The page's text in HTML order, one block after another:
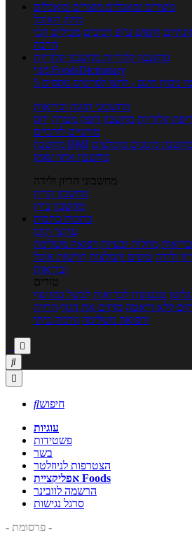
מוצרים ומאכלים מוצרים ומאכלים
מילון האוכל
חיפוש ע"פ רכיבים מכילים הכי
הרבה
מחשבון קלוריות מחשבון קלוריות
מנוי FoodsDictionary
ימי ניסיון חינם - לחצו לפרטים נוספים
מחשבוני תזונה ובריאות
קלוריות מחשבון דופק מטרה יחס
מותניים לירכיים
מחשבון BMI מינונים מומלצים
מחשבון אחוז שומן
מחשבוני הריון ולידה
מחשבון הריון
מחשבון ביוץ
כתבות כתבות
ערוצי תוכן
בריאות מחלות ובעיות רפואה משלימה
ולידה טיפים והמלצות חדשות אוכל
ובריאות
טורים
טבעונות לבריאות לבשל כמו שף
ללא דיאטה מזיזים את הגוף הרזיה
ורפואה משלימה גורמה ביתי



חיפוש
עוגיות
פשטידות
בשר
הצטרפות לניוזלטר
אפליקציית Foods
הרשמה לוובינר
סרגל נגישות
- פרסומת -